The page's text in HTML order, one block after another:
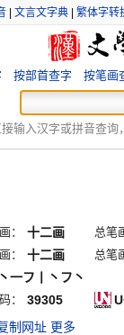
文言文字典 繁体字转
按部首查字 按笔画
输入汉字或拼音查询
： 十二画
总笔
： 十二画
总笔
一フ丨丶フ丶
： 39305
制网址 更多